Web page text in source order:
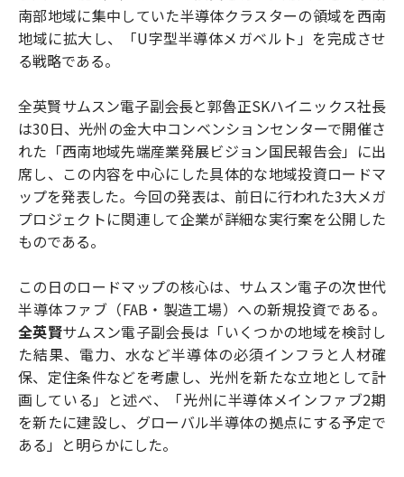
南部地域に集中していた半導体クラスターの領域を西南
地域に拡大し、「U字型半導体メガベルト」を完成させ
る戦略である。
全英賢サムスン電子副会長と郭魯正SKハイニックス社長
は30日、光州の金大中コンベンションセンターで開催さ
れた「西南地域先端産業発展ビジョン国民報告会」に出
席し、この内容を中心にした具体的な地域投資ロードマ
ップを発表した。今回の発表は、前日に行われた3大メガ
プロジェクトに関連して企業が詳細な実行案を公開した
ものである。
この日のロードマップの核心は、サムスン電子の次世代
半導体ファブ（FAB・製造工場）への新規投資である。
全英賢サムスン電子副会長は「いくつかの地域を検討し
た結果、電力、水など半導体の必須インフラと人材確
保、定住条件などを考慮し、光州を新たな立地として計
画している」と述べ、「光州に半導体メインファブ2期
を新たに建設し、グローバル半導体の拠点にする予定で
ある」と明らかにした。